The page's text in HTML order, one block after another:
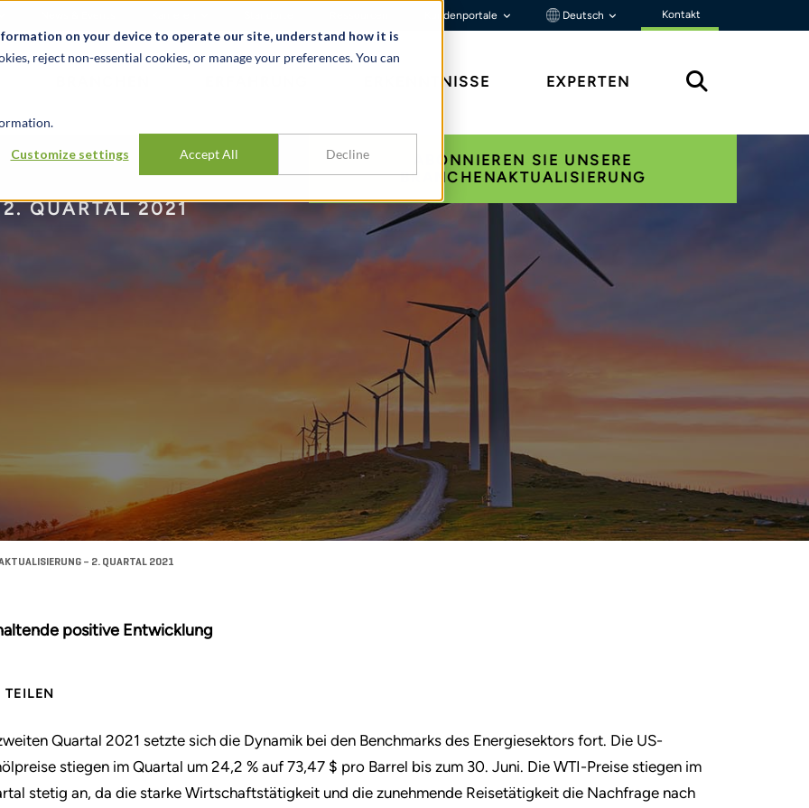
on your device to operate our site, understand how it is
reject non-essential cookies, or manage your preferences. You can
Customize settings Accept All Decline
Kundenportale Deutsch Kontakt
ERKENNTNISSE EXPERTEN
QUARTAL 2021
ABONNIEREN SIE UNSERE
BRANCHENAKTUALISIERUNG
– 2. QUARTAL 2021
positive Entwicklung
TEILEN
Quartal 2021 setzte sich die Dynamik bei den Benchmarks des Energiesektors fort. Die US-
stiegen im Quartal um 24,2 % auf 73,47 $ pro Barrel bis zum 30. Juni. Die WTI-Preise stiegen im
stetig an, da die starke Wirtschaftstätigkeit und die zunehmende Reisetätigkeit die Nachfrage nach